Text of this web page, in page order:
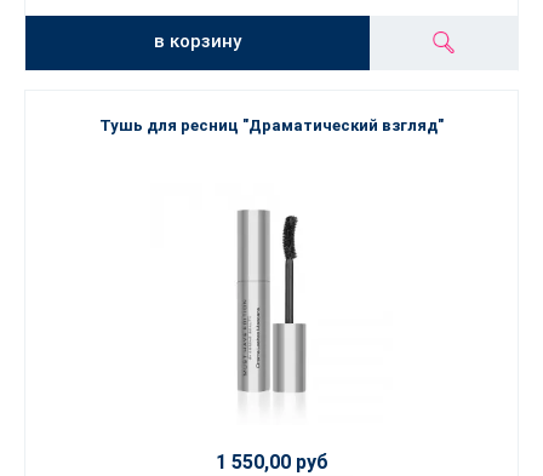
в корзину
Тушь для ресниц "Драматический взгляд"
1 550,00 руб